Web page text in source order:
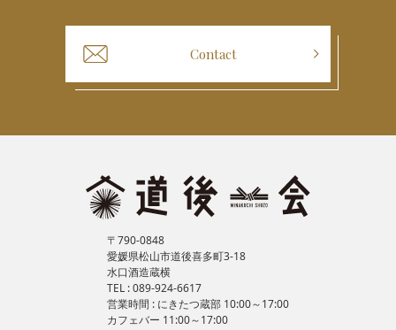
Contact
〒790-0848
愛媛県松山市道後喜多町3-18
水口酒造蔵横
TEL : 089-924-6617
営業時間 : にきたつ蔵部 10:00～17:00
カフェバー 11:00～17:00